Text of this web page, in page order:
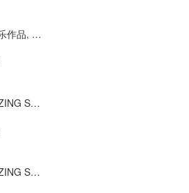
Winterberg：室内乐作品, Vol. 1
VENUS THE AMAZING SUPER AUDIO CD SAMPLER Vol.4 (2.8MHz DSD)
VENUS THE AMAZING SUPER AUDIO CD SAMPLER Vol.17 (2.8MHz DSD)